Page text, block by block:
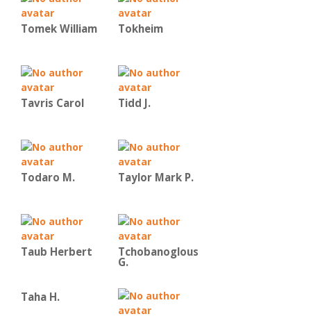
Tomek William Tokheim
Tavris Carol Tidd J.
Todaro M. Taylor Mark P.
Taub Herbert Tchobanoglous
G.
Taha H.